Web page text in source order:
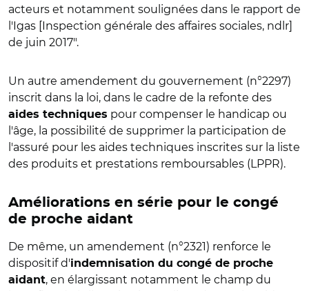
acteurs et notamment soulignées dans le rapport de
l'Igas [Inspection générale des affaires sociales, ndlr]
de juin 2017".
Un autre amendement du gouvernement (n°2297)
inscrit dans la loi, dans le cadre de la refonte des
aides techniques pour compenser le handicap ou
l'âge, la possibilité de supprimer la participation de
l'assuré pour les aides techniques inscrites sur la liste
des produits et prestations remboursables (LPPR).
Améliorations en série pour le congé
de proche aidant
De même, un amendement (n°2321) renforce le
dispositif d'indemnisation du congé de proche
aidant, en élargissant notamment le champ du